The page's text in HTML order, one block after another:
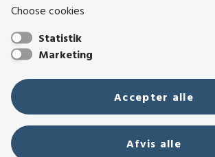
Socialministeriet
Hjælpemiddelbasen
Center mod Menneskehandel
Den Nationale Tolkemyndighed
Tolkeportalen
Choose cookies
Statistik
Marketing
Accepter alle
Afvis alle